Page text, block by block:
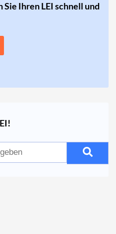
Sie Ihren LEI schnell und